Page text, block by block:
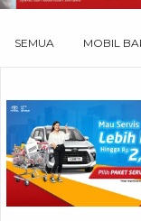
SEMUA MOBIL